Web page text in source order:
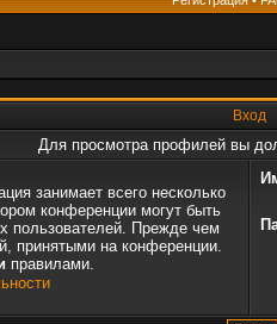
Вход
Для просмотра профилей вы
занимает всего несколько
конференции могут быть
пользователей. Прежде чем
принятыми на конференции.
правилами.